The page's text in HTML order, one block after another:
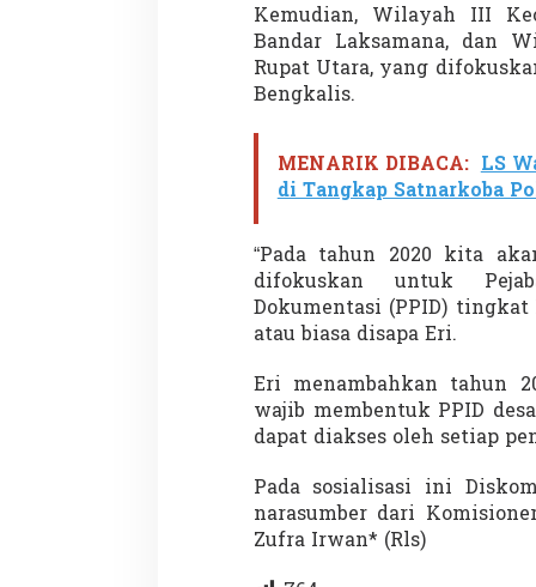
Kemudian, Wilayah III
Bandar Laksamana, dan
Rupat Utara, yang
Bengkalis.
MENARIK DIBACA: LS
di Tangkap Satnarkoba
“Pada tahun 2020 kita
difokuskan untuk
Dokumentasi (PPID) tingkat
atau biasa disapa Eri.
Eri menambahkan tahun
wajib membentuk PPID
dapat diakses oleh setiap
Pada sosialisasi ini
narasumber dari
Zufra Irwan* (Rls)
Penembakan
Utah: Pelaku
Masih Buron
Di GLOBAL, SOROTAN |